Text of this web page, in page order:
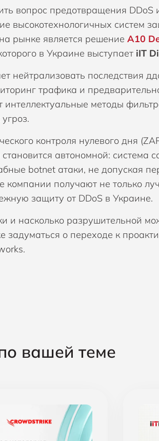
вопрос предотвращения DDoS
высокотехнологичных систем
рынке является решение A10
в Украине выступает iIT
нейтрализовать последствия
трафика и
интеллектуальные методы
контроля нулевого дня
автономной: система
botnet атаки, не допуская
получают не только
защиту от DDoS в Украине.
и насколько разрушительной
задуматься о переходе к
вашей теме